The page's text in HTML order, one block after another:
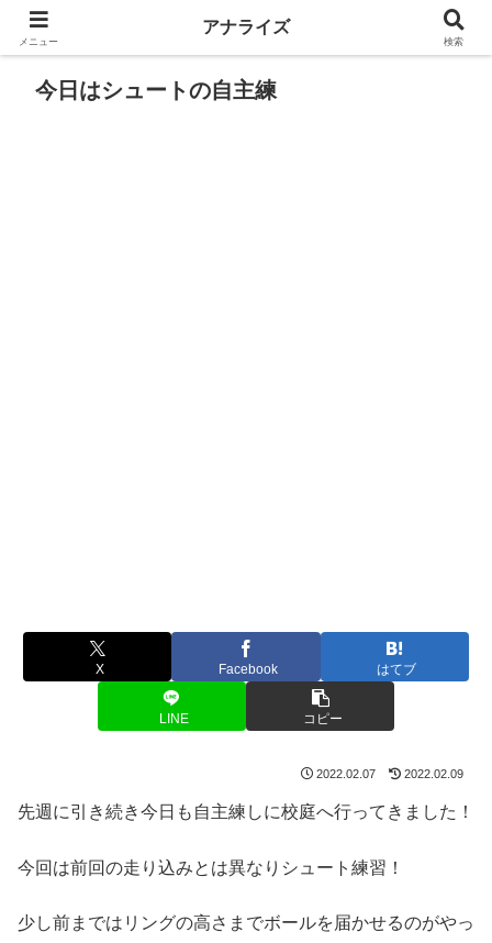
今日はシュートの自主練
X Facebook はてブ
LINE コピー
2022.02.07 2022.02.09
先週に引き続き今日も自主練しに校庭へ行ってきました！
今回は前回の走り込みとは異なりシュート練習！
少し前まではリングの高さまでボールを届かせるのがやっ
メニュー
アナライズ
検索